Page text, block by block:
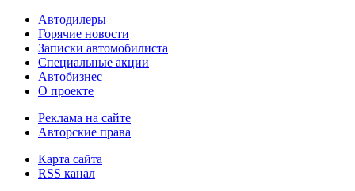
Автодилеры
Горячие новости
Записки автомобилиста
Специальные акции
Автобизнес
О проекте
Реклама на сайте
Авторские права
Карта сайта
RSS канал